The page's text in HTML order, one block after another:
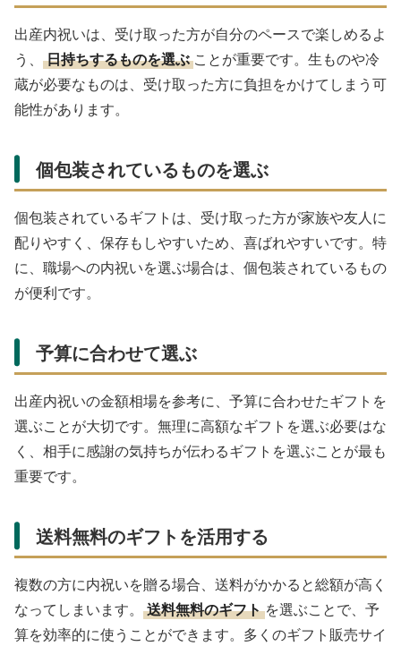
出産内祝いは、受け取った方が自分のペースで楽しめるよ
う、
日持ちするものを選ぶ ことが重要です。生ものや冷
蔵が必要なものは、受け取った方に負担をかけてしまう可
能性があります。
個包装されているものを選ぶ
個包装されているギフトは、受け取った方が家族や友人に
配りやすく、保存もしやすいため、喜ばれやすいです。特
に、職場への内祝いを選ぶ場合は、個包装されているもの
が便利です。
予算に合わせて選ぶ
出産内祝いの金額相場を参考に、予算に合わせたギフトを
選ぶことが大切です。無理に高額なギフトを選ぶ必要はな
く、相手に感謝の気持ちが伝わるギフトを選ぶことが最も
重要です。
送料無料のギフトを活用する
複数の方に内祝いを贈る場合、送料がかかると総額が高く
なってしまいます。
送料無料のギフト を選ぶことで、予
算を効率的に使うことができます。多くのギフト販売サイ